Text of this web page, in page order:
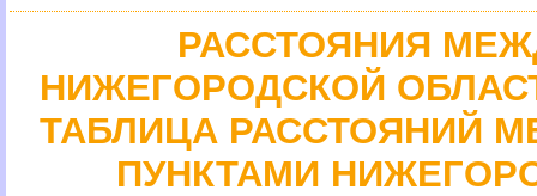
РАССТОЯНИЯ
НИЖЕГОРОДСКОЙ
ТАБЛИЦА РАССТОЯНИЙ
ПУНКТАМИ